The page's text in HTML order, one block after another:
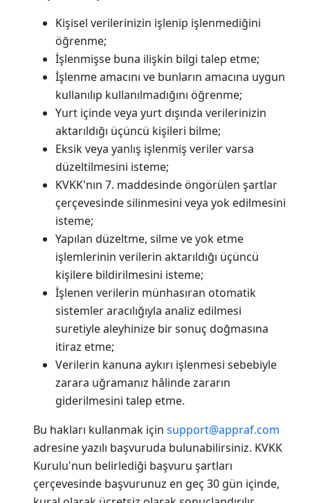
Kişisel verilerinizin işlenip işlenmediğini
öğrenme;
İşlenmişse buna ilişkin bilgi talep etme;
İşlenme amacını ve bunların amacına uygun
kullanılıp kullanılmadığını öğrenme;
Yurt içinde veya yurt dışında verilerinizin
aktarıldığı üçüncü kişileri bilme;
Eksik veya yanlış işlenmiş veriler varsa
düzeltilmesini isteme;
KVKK'nın 7. maddesinde öngörülen şartlar
çerçevesinde silinmesini veya yok edilmesini
isteme;
Yapılan düzeltme, silme ve yok etme
işlemlerinin verilerin aktarıldığı üçüncü
kişilere bildirilmesini isteme;
İşlenen verilerin münhasıran otomatik
sistemler aracılığıyla analiz edilmesi
suretiyle aleyhinize bir sonuç doğmasına
itiraz etme;
Verilerin kanuna aykırı işlenmesi sebebiyle
zarara uğramanız hâlinde zararın
giderilmesini talep etme.
Bu hakları kullanmak için support@appraf.com
adresine yazılı başvuruda bulunabilirsiniz. KVKK
Kurulu'nun belirlediği başvuru şartları
çerçevesinde başvurunuz en geç 30 gün içinde,